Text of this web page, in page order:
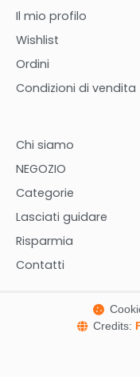
Il mio profilo
Wishlist
Ordini
Condizioni di vendita
Chi siamo
NEGOZIO
Categorie
Lasciati guidare
Risparmia
Contatti
Credits: